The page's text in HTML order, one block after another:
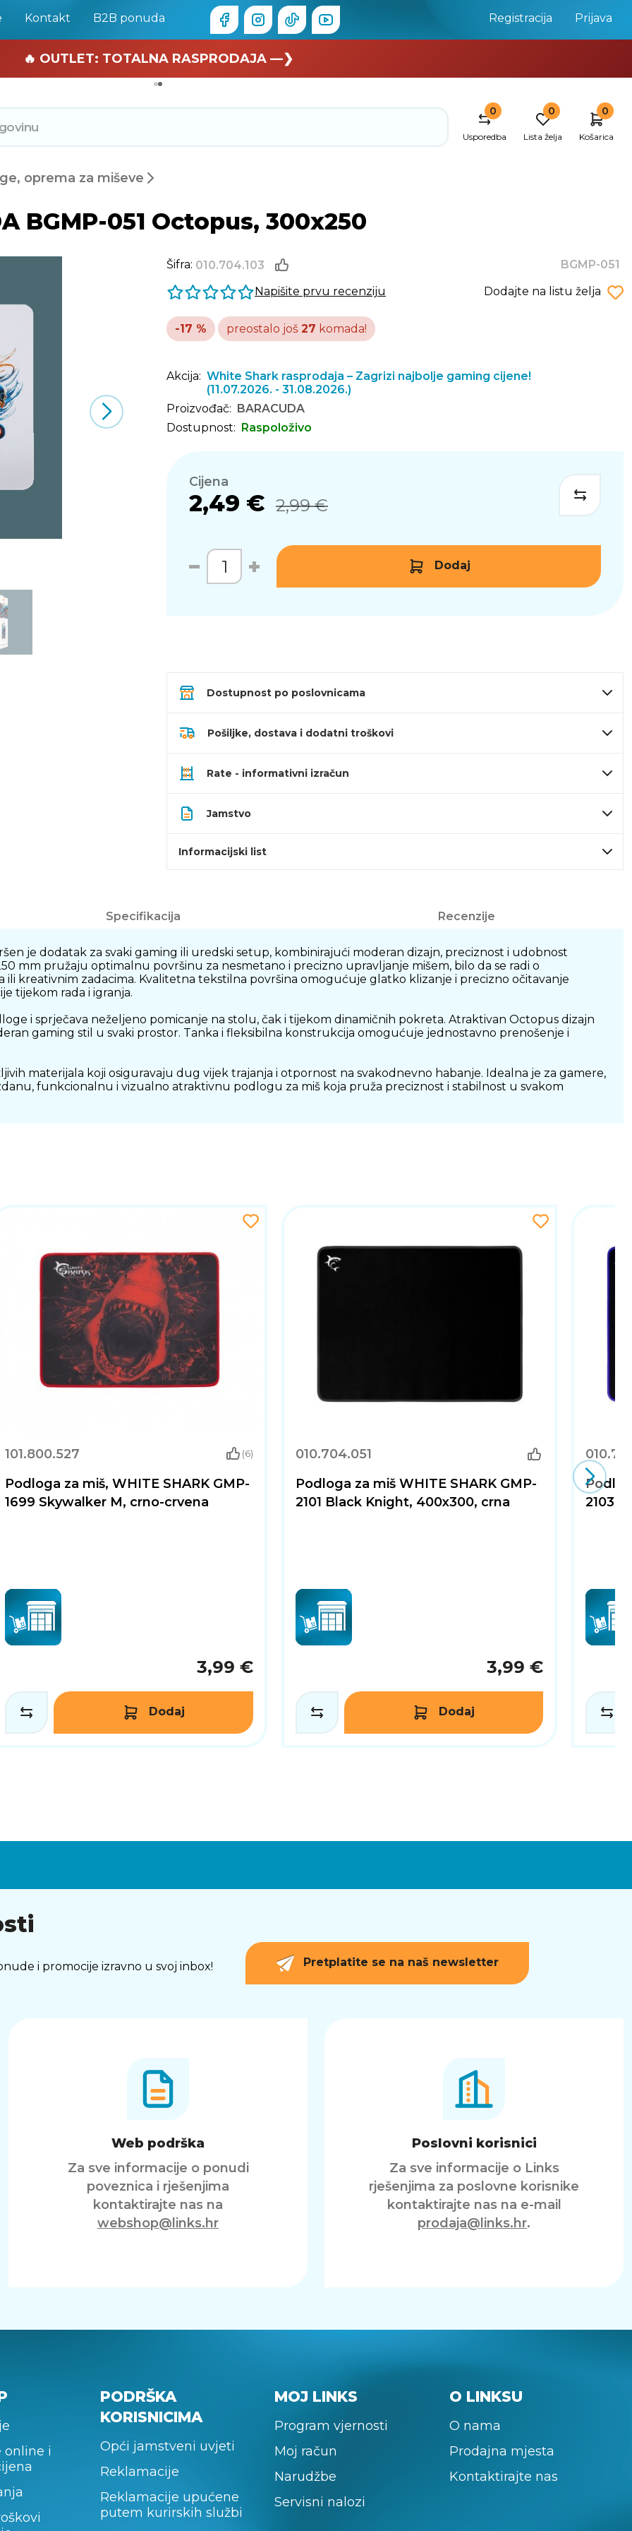
Kontakt B2B ponuda Registracija Prijava
🏄 Zaslužuješ odmor —❯
🔥 OUTLET: TOTALNA RASPRODAJA —❯
0
Usporedba
0
Lista želja
0
Košarica
oprema za miševe
BGMP-051 Octopus, 300x250
Šifra: 010.704.103
BGMP-051
Napišite prvu recenziju
Dodajte na listu želja
-17 % preostalo još 27 komada!
Akcija: White Shark rasprodaja – Zagrizi najbolje gaming cijene!
(11.07.2026. - 31.08.2026.)
Proizvođač: BARACUDA
Dostupnost: Raspoloživo
Cijena
2,49 € 2,99 €
Dodaj
Dostupnost po poslovnicama
Pošiljke, dostava i dodatni troškovi
Rate - informativni izračun
Jamstvo
Informacijski list
Specifikacija Recenzije
je dodatak za svaki gaming ili uredski setup, kombinirajući moderan dizajn, preciznost i udobnost
mm pružaju optimalnu površinu za nesmetano i precizno upravljanje mišem, bilo da se radi o
kreativnim zadacima. Kvalitetna tekstilna površina omogućuje glatko klizanje i precizno očitavanje
tijekom rada i igranja.
i sprječava neželjeno pomicanje na stolu, čak i tijekom dinamičnih pokreta. Atraktivan Octopus dizajn
gaming stil u svaki prostor. Tanka i fleksibilna konstrukcija omogućuje jednostavno prenošenje i
materijala koji osiguravaju dug vijek trajanja i otpornost na svakodnevno habanje. Idealna je za gamere,
funkcionalnu i vizualno atraktivnu podlogu za miš koja pruža preciznost i stabilnost u svakom
101.800.527 (6)
Podloga za miš, WHITE SHARK GMP-
1699 Skywalker M, crno-crvena
3,99 €
Dodaj
010.704.051
Podloga za miš WHITE SHARK GMP-
2101 Black Knight, 400x300, crna
3,99 €
Dodaj
2103
i promocije izravno u svoj inbox! Pretplatite se na naš newsletter
Web podrška
Za sve informacije o ponudi
poveznica i rješenjima
kontaktirajte nas na
webshop@links.hr
Poslovni korisnici
Za sve informacije o Links
rješenjima za poslovne korisnike
kontaktirajte nas na e-mail
prodaja@links.hr.
online i
PODRŠKA
KORISNICIMA
Opći jamstveni uvjeti
Reklamacije
Reklamacije upućene
putem kurirskih službi
MOJ LINKS
Program vjernosti
Moj račun
Narudžbe
Servisni nalozi
O LINKSU
O nama
Prodajna mjesta
Kontaktirajte nas